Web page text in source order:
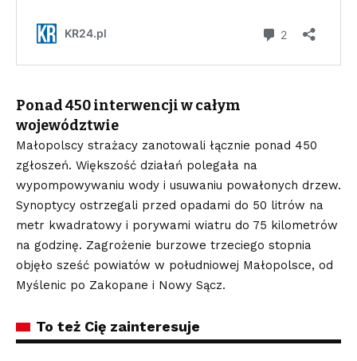
Ponad 450 interwencji w całym
województwie
Małopolscy strażacy zanotowali łącznie ponad 450
zgłoszeń. Większość działań polegała na
wypompowywaniu wody i usuwaniu powałonych drzew.
Synoptycy ostrzegali przed opadami do 50 litrów na
metr kwadratowy i porywami wiatru do 75 kilometrów
na godzinę. Zagrożenie burzowe trzeciego stopnia
objęło sześć powiatów w południowej Małopolsce, od
Myślenic po Zakopane i Nowy Sącz.
To też Cię zainteresuje